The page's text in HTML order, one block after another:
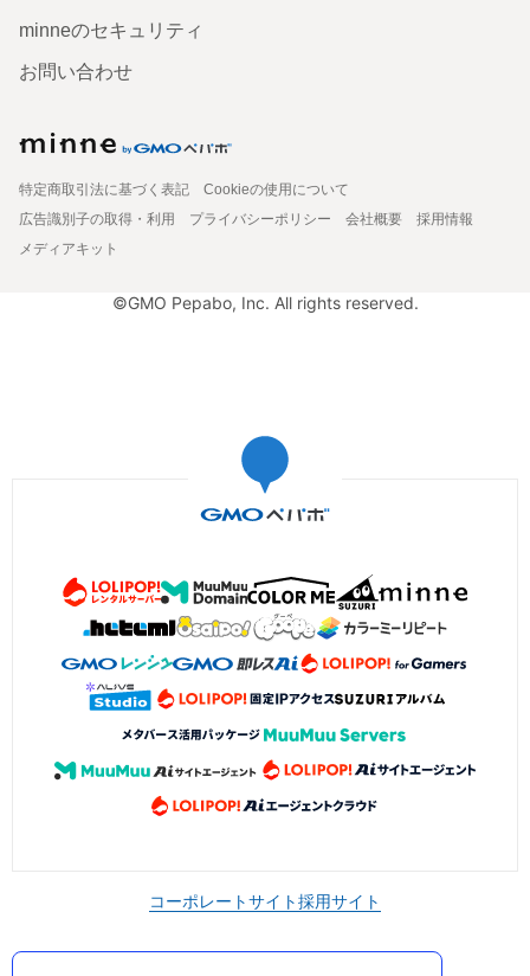
minneのセキュリティ
お問い合わせ
特定商取引法に基づく表記
Cookieの使用について
広告識別子の取得・利用
プライバシーポリシー 会社概要
採用情報
メディアキット
©GMO Pepabo, Inc. All rights reserved.
コーポレートサイト採用サイト